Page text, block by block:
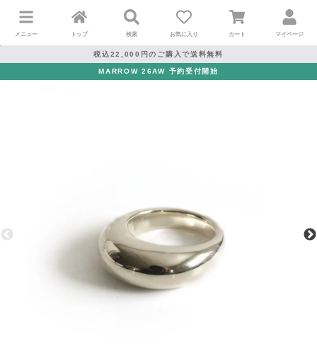
メニュー トップ 検索 お気に入り カート マイページ
税込22,000円のご購入で送料無料
MARROW 26AW 予約受付開始